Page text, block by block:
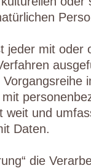
jeder mit oder
weit und
Daten.
die